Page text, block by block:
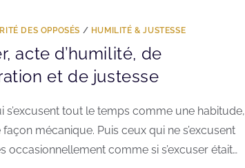
DES OPPOSÉS / HUMILITÉ & JUSTESSE
acte d’humilité, de
et de justesse
s’excusent tout le temps comme une habitude,
mécanique. Puis ceux qui ne s’excusent
occasionnellement comme si s’excuser était…